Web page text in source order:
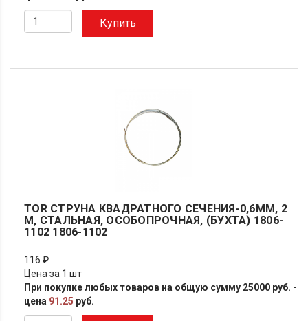
Купить
TOR СТРУНА КВАДРАТНОГО СЕЧЕНИЯ-0,6ММ, 2
М, СТАЛЬНАЯ, ОСОБОПРОЧНАЯ, (БУХТА) 1806-
1102 1806-1102
116 ₽
Цена за 1 шт
При покупке любых товаров на общую сумму 25000 руб. -
цена 91.25 руб.